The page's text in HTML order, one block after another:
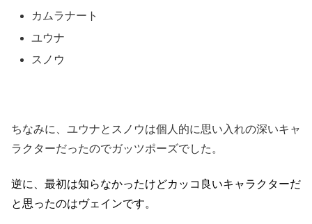
カムラナート
ユウナ
スノウ
ちなみに、ユウナとスノウは個人的に思い入れの深いキャ
ラクターだったのでガッツポーズでした。
逆に、最初は知らなかったけどカッコ良いキャラクターだ
と思ったのはヴェインです。